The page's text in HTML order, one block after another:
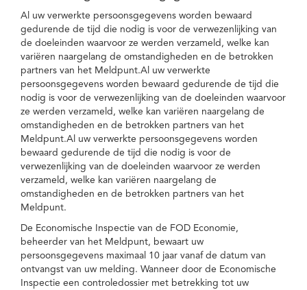
Al uw verwerkte persoonsgegevens worden bewaard
gedurende de tijd die nodig is voor de verwezenlijking van
de doeleinden waarvoor ze werden verzameld, welke kan
variëren naargelang de omstandigheden en de betrokken
partners van het Meldpunt.Al uw verwerkte
persoonsgegevens worden bewaard gedurende de tijd die
nodig is voor de verwezenlijking van de doeleinden waarvoor
ze werden verzameld, welke kan variëren naargelang de
omstandigheden en de betrokken partners van het
Meldpunt.Al uw verwerkte persoonsgegevens worden
bewaard gedurende de tijd die nodig is voor de
verwezenlijking van de doeleinden waarvoor ze werden
verzameld, welke kan variëren naargelang de
omstandigheden en de betrokken partners van het
Meldpunt.
De Economische Inspectie van de FOD Economie,
beheerder van het Meldpunt, bewaart uw
persoonsgegevens maximaal 10 jaar vanaf de datum van
ontvangst van uw melding. Wanneer door de Economische
Inspectie een controledossier met betrekking tot uw